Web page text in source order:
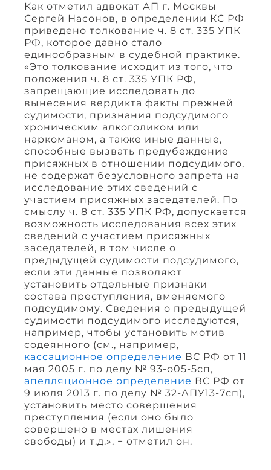
Как отметил адвокат АП г. Москвы
Сергей Насонов, в определении КС РФ
приведено толкование ч. 8 ст. 335 УПК
РФ, которое давно стало
единообразным в судебной практике.
«Это толкование исходит из того, что
положения ч. 8 ст. 335 УПК РФ,
запрещающие исследовать до
вынесения вердикта факты прежней
судимости, признания подсудимого
хроническим алкоголиком или
наркоманом, а также иные данные,
способные вызвать предубеждение
присяжных в отношении подсудимого,
не содержат безусловного запрета на
исследование этих сведений с
участием присяжных заседателей. По
смыслу ч. 8 ст. 335 УПК РФ, допускается
возможность исследования всех этих
сведений с участием присяжных
заседателей, в том числе о
предыдущей судимости подсудимого,
если эти данные позволяют
установить отдельные признаки
состава преступления, вменяемого
подсудимому. Сведения о предыдущей
судимости подсудимого исследуются,
например, чтобы установить мотив
содеянного (см., например,
кассационное определение ВС РФ от 11
мая 2005 г. по делу № 93-о05-5сп,
апелляционное определение ВС РФ от
9 июля 2013 г. по делу № 32-АПУ13-7сп),
установить место совершения
преступления (если оно было
совершено в местах лишения
свободы) и т.д.», − отметил он.